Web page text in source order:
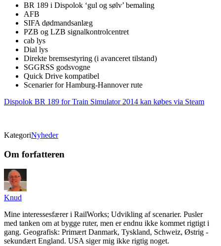
BR 189 i Dispolok ‘gul og sølv’ bemaling
AFB
SIFA dødmandsanlæg
PZB og LZB signalkontrolcentret
cab lys
Dial lys
Direkte bremsestyring (i avanceret tilstand)
SGGRSS godsvogne
Quick Drive kompatibel
Scenarier for Hamburg-Hannover rute
Dispolok BR 189 for Train Simulator 2014 kan købes via Steam
KategoriNyheder
Om forfatteren
Knud
Mine interessesfærer i RailWorks; Udvikling af scenarier. Pusler
med tanken om at bygge ruter, men er endnu ikke kommet rigtigt i
gang. Geografisk: Primært Danmark, Tyskland, Schweiz, Østrig -
sekundært England. USA siger mig ikke rigtig noget.